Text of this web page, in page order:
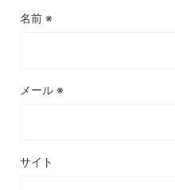
名前 ※
メール ※
サイト